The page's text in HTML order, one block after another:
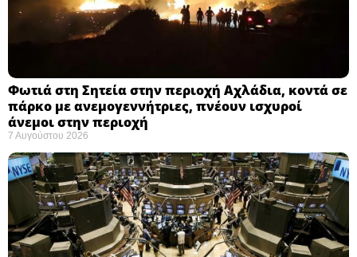
Φωτιά στη Σητεία στην περιοχή Αχλάδια, κοντά σε
πάρκο με ανεμογεννήτριες, πνέουν ισχυροί
άνεμοι στην περιοχή
7 Αυγούστου 2026